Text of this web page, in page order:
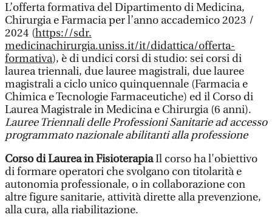
L’offerta formativa del Dipartimento di Medicina,
Chirurgia e Farmacia per l’anno accademico 2023 /
2024 (https://sdr.
medicinachirurgia.uniss.it/it/didattica/offerta-
formativa), è di undici corsi di studio: sei corsi di
laurea triennali, due lauree magistrali, due lauree
magistrali a ciclo unico quinquennale (Farmacia e
Chimica e Tecnologie Farmaceutiche) ed il Corso di
Laurea Magistrale in Medicina e Chirurgia (6 anni).
Lauree Triennali delle Professioni Sanitarie ad accesso
programmato nazionale abilitanti alla professione
Corso di Laurea in FisioterapiaIl corso ha l'obiettivo
di formare operatori che svolgano con titolarità e
autonomia professionale, o in collaborazione con
altre figure sanitarie, attività dirette alla prevenzione,
alla cura, alla riabilitazione.